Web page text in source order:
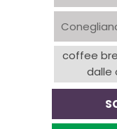
coffee
dalle